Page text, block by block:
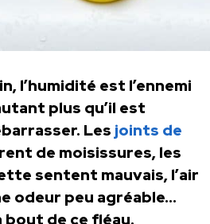
l’humidité est l’ennemi
plus qu’il est
Les joints de
de moisissures, les
sentent mauvais, l’air
odeur peu agréable…
de ce fléau.